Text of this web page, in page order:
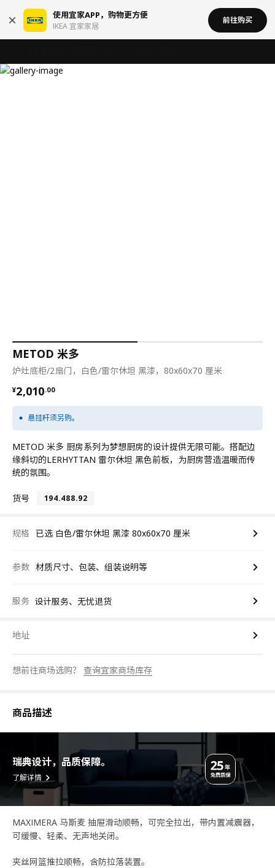
使用宜家APP，购物更方便
IKEA 宜家家居
前往购买
METOD 米多
炉灶底柜/2扇门，白色/雷尔休坦 黑漆，80x60x70 厘米
¥2,010.00
¥ 2010.00
悬挂杆须另购。
METOD 米多 厨房系列为梦想厨房的设计提供无限可能。搭配边
缘斜切的LERHYTTAN 雷尔休坦 黑色前板，为厨房营造温暖而传
统的氛围。
货号 194.488.92
规格 已选 白色/雷尔休坦 黑漆 80x60x70 厘米
参数 材质尺寸、包装、组装说明等
服务 设计服务、无忧退货
地址
想前往商场选购？ 查询宜家商场库存
商品描述
瑞典设计，品质保障。
了解详情
MAXIMERA 马斯麦 抽屉滑动顺畅，可完全拉出，带内置减震器，
可缓慢、轻柔、无声地关闭。
夹丝网篮推拉顺畅，含防拉落装置。